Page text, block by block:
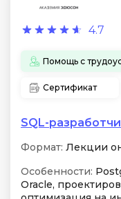
4.7
Помощь с
Сертификат
SQL-
Формат: Лекции
Особенности:
Oracle,